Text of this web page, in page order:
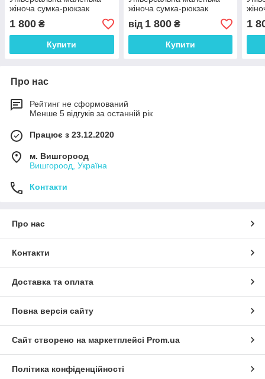
жіноча сумка-рюкзак
1 800 ₴
Купити
жіноча сумка-рюкзак
від 1 800₴
Купити
1
Про нас
Рейтинг не сформований
Менше 5 відгуків за останній рік
Працює з 23.12.2020
м. Вишгороод
Вишгороод, Україна
Контакти
Про нас
Контакти
Доставка та оплата
Повна версія сайту
Сайт створено на маркетплейсі Prom.ua
Політика конфіденційності